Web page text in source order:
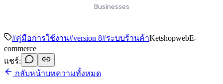
Businesses
#คู่มือการใช้งาน#version 8#ระบบร้านค้าKetshopwebE-
commerce
แชร์:
กลับหน้าบทความทั้งหมด